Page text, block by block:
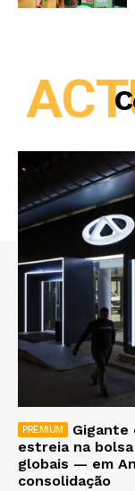
Gigante
estreia na
globais — em
consolidação